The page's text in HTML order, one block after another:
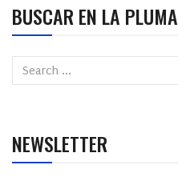
BUSCAR EN LA PLUMA
NEWSLETTER